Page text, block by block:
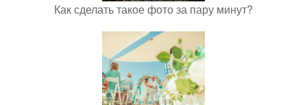
Как сделать такое фото за пару минут?